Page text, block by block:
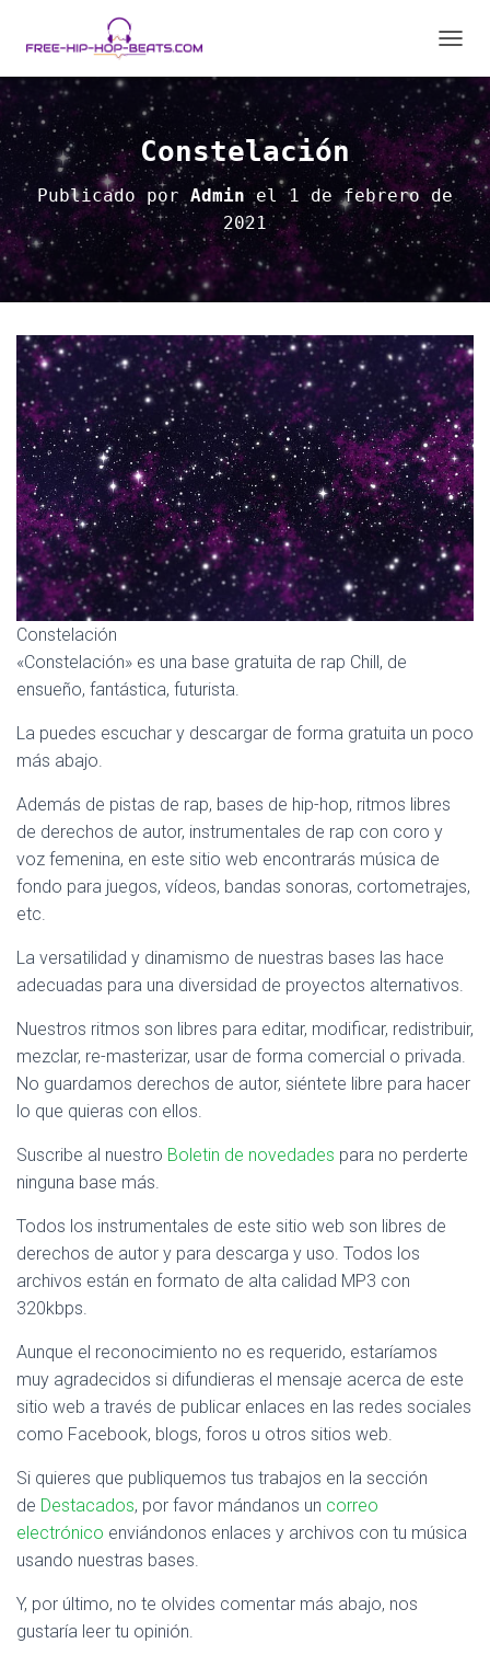
A
M
I
A
R
M
D
E
A
V
E
G
A
C
I
Ó
N
Constelación
Publicado por Adminel1 de febrero de
2021
Constelación
«Constelación» es una base gratuita de rap Chill, de
ensueño, fantástica, futurista.
La puedes escuchar y descargar de forma gratuita un poco
más abajo.
Además de pistas de rap, bases de hip-hop, ritmos libres
de derechos de autor, instrumentales de rap con coro y
voz femenina, en este sitio web encontrarás música de
fondo para juegos, vídeos, bandas sonoras, cortometrajes,
etc.
La versatilidad y dinamismo de nuestras bases las hace
adecuadas para una diversidad de proyectos alternativos.
Nuestros ritmos son libres para editar, modificar, redistribuir,
mezclar, re-masterizar, usar de forma comercial o privada.
No guardamos derechos de autor, siéntete libre para hacer
lo que quieras con ellos.
Suscribe al nuestro Boletin de novedades para no perderte
ninguna base más.
Todos los instrumentales de este sitio web son libres de
derechos de autor y para descarga y uso. Todos los
archivos están en formato de alta calidad MP3 con
320kbps.
Aunque el reconocimiento no es requerido, estaríamos
muy agradecidos si difundieras el mensaje acerca de este
sitio web a través de publicar enlaces en las redes sociales
como Facebook, blogs, foros u otros sitios web.
Si quieres que publiquemos tus trabajos en la sección
de Destacados, por favor mándanos un correo
electrónico enviándonos enlaces y archivos con tu música
usando nuestras bases.
Y, por último, no te olvides comentar más abajo, nos
gustaría leer tu opinión.